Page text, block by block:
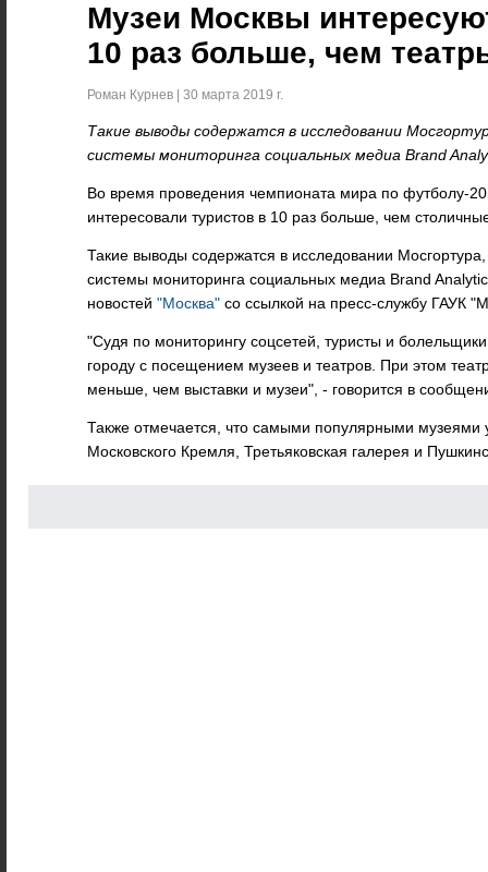
Музеи Москвы
10 раз больше, чем
Роман Курнев | 30 марта 2019 г.
Такие выводы содержатся в исследовании
системы мониторинга социальных медиа Brand
Во время проведения чемпионата мира по футболу-
интересовали туристов в 10 раз больше, чем
Такие выводы содержатся в исследовании
системы мониторинга социальных медиа Brand
новостей "Москва" со ссылкой на пресс-службу ГАУК
"Судя по мониторингу соцсетей, туристы и
городу с посещением музеев и театров. При этом
меньше, чем выставки и музеи", - говорится в
Также отмечается, что самыми популярными музеями
Московского Кремля, Третьяковская галерея и